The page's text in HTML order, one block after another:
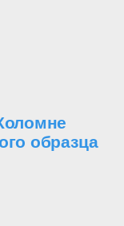
образца